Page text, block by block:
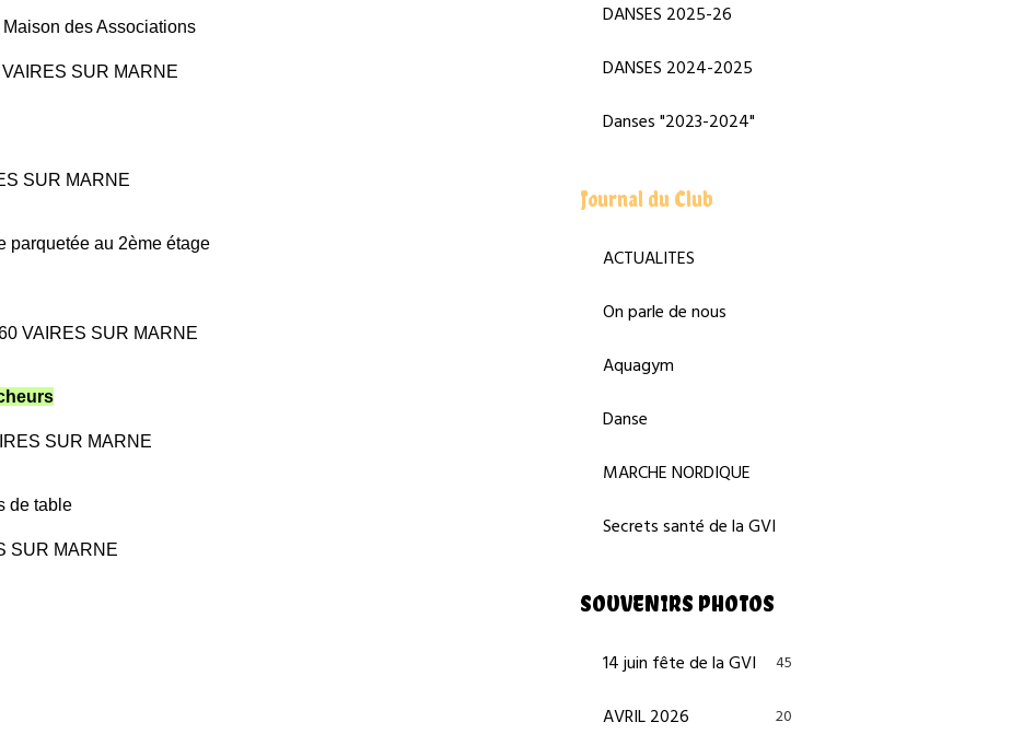
des Associations
SUR MARNE
SUR MARNE
parquetée au 2ème étage
VAIRES SUR MARNE
SUR MARNE
de table
SUR MARNE
DANSES 2025-26
DANSES 2024-2025
Danses "2023-2024"
Journal du Club
ACTUALITES
On parle de nous
Aquagym
Danse
MARCHE NORDIQUE
Secrets santé de la GVI
SOUVENIRS PHOTOS
14 juin fête de la GVI 45
AVRIL 2026 20